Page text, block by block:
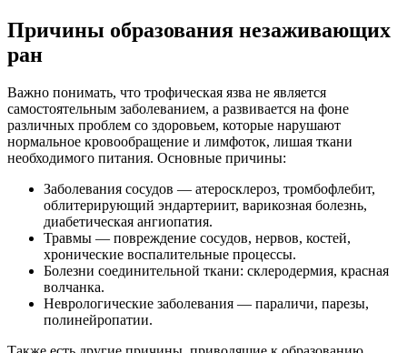
Причины образования незаживающих
ран
Важно понимать, что трофическая язва не является
самостоятельным заболеванием, а развивается на фоне
различных проблем со здоровьем, которые нарушают
нормальное кровообращение и лимфоток, лишая ткани
необходимого питания. Основные причины:
Заболевания сосудов — атеросклероз, тромбофлебит,
облитерирующий эндартериит, варикозная болезнь,
диабетическая ангиопатия.
Травмы — повреждение сосудов, нервов, костей,
хронические воспалительные процессы.
Болезни соединительной ткани: склеродермия, красная
волчанка.
Неврологические заболевания — параличи, парезы,
полинейропатии.